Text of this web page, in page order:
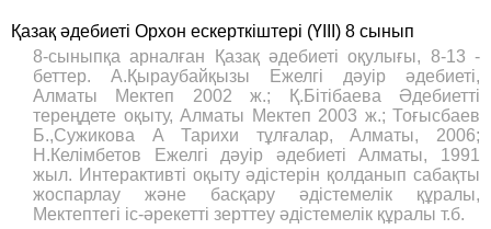
Қазақ әдебиеті Орхон ескерткіштері (ҮІІІ) 8 сынып
8-сыныпқа арналған Қазақ әдебиеті оқулығы, 8-13 -
беттер. А.Қыраубайқызы Ежелгі дәуір әдебиеті,
Алматы Мектеп 2002 ж.; Қ.Бітібаева Әдебиетті
тереңдете оқыту, Алматы Мектеп 2003 ж.; Тоғысбаев
Б.,Сужикова А Тарихи тұлғалар, Алматы, 2006;
Н.Келімбетов Ежелгі дәуір әдебиеті Алматы, 1991
жыл. Интерактивті оқыту әдістерін қолданып сабақты
жоспарлау және басқару әдістемелік құралы,
Мектептегі іс-әрекетті зерттеу әдістемелік құралы т.б.